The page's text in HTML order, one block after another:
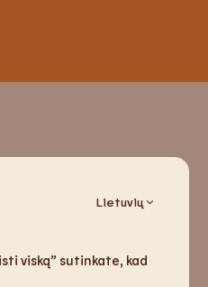
Lietuvių
viską” sutinkate, kad
Supurtyti prieš